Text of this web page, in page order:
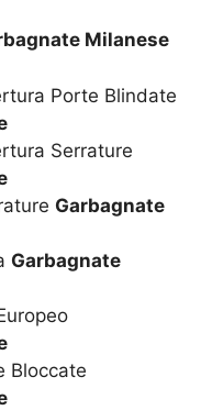
Milanese
Porte Blindate
Serrature
Garbagnate
Garbagnate
Bloccate